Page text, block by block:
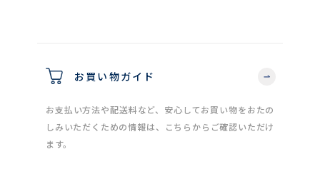
お買い物ガイド
お支払い方法や配送料など、安心してお買い物をおたの
しみいただくための情報は、こちらからご確認いただけ
ます。